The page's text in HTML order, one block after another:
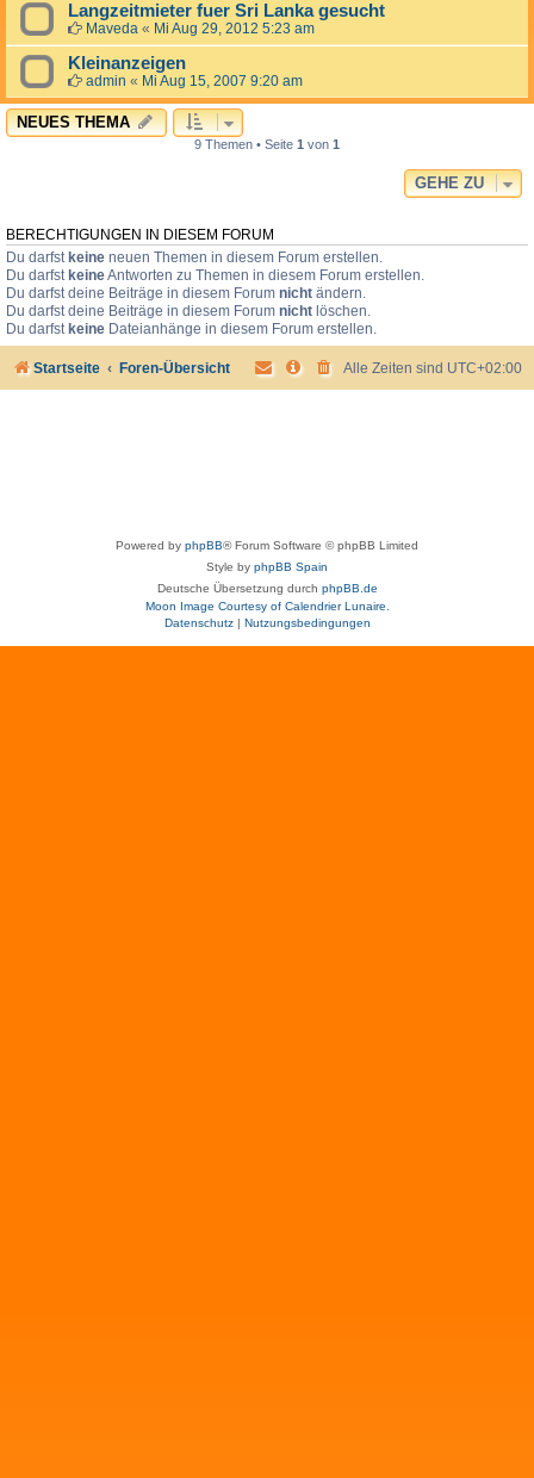
Langzeitmieter fuer Sri Lanka gesucht
Maveda « Mi Aug 29, 2012 5:23 am
Kleinanzeigen
admin « Mi Aug 15, 2007 9:20 am
NEUES THEMA
9 Themen • Seite 1 von 1
GEHE ZU
BERECHTIGUNGEN IN DIESEM FORUM
Du darfst keine neuen Themen in diesem Forum erstellen.
Du darfst keineAntworten zu Themen in diesem Forum erstellen.
Du darfst deine Beiträge in diesem Forum nicht ändern.
Du darfst deine Beiträge in diesem Forum nicht löschen.
Du darfst keine Dateianhänge in diesem Forum erstellen.
Startseite Foren-Übersicht Alle Zeiten sind UTC+02:00
Powered by phpBB® Forum Software © phpBB Limited
Style by phpBB Spain
Deutsche Übersetzung durch phpBB.de
Moon Image Courtesy of Calendrier Lunaire.
Datenschutz| Nutzungsbedingungen